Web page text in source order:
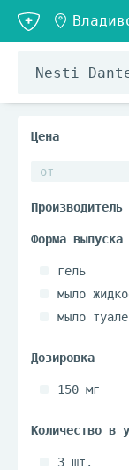
гель
мыло
мыло
150 мг
3 шт.